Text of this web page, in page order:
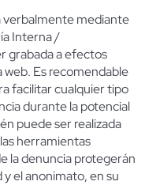
verbalmente mediante
Interna /
grabada a efectos
web. Es recomendable
facilitar cualquier tipo
durante la potencial
puede ser realizada
herramientas
la denuncia protegerán
el anonimato, en su